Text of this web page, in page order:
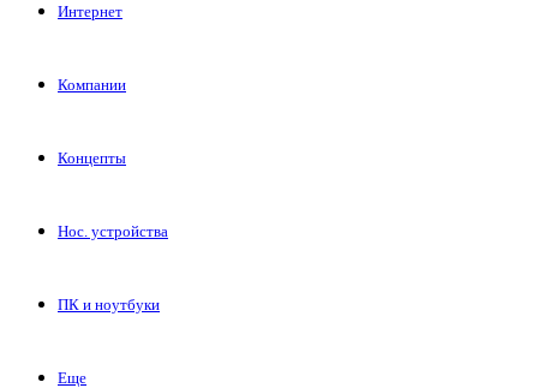
Интернет
Компании
Концепты
Нос. устройства
ПК и ноутбуки
Еще